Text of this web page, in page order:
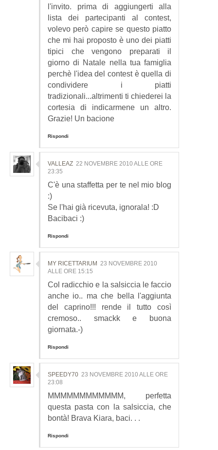
l'invito. prima di aggiungerti alla
lista dei partecipanti al contest,
volevo però capire se questo piatto
che mi hai proposto è uno dei piatti
tipici che vengono preparati il
giorno di Natale nella tua famiglia
perchè l'idea del contest è quella di
condividere i piatti
tradizionali...altrimenti ti chiederei la
cortesia di indicarmene un altro.
Grazie! Un bacione
Rispondi
VALLEAZ 22 NOVEMBRE 2010 ALLE ORE
23:35
C'è una staffetta per te nel mio blog
:)
Se l'hai già ricevuta, ignorala! :D
Bacibaci :)
Rispondi
MY RICETTARIUM 23 NOVEMBRE 2010
ALLE ORE 15:15
Col radicchio e la salsiccia le faccio
anche io.. ma che bella l'aggiunta
del caprino!!! rende il tutto così
cremoso.. smackk e buona
giornata.-)
Rispondi
SPEEDY70 23 NOVEMBRE 2010 ALLE ORE
23:08
MMMMMMMMMMMM, perfetta
questa pasta con la salsiccia, che
bontà! Brava Kiara, baci. . .
Rispondi